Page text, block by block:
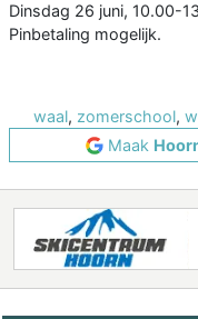
Dinsdag 26 juni, 10.00-
Pinbetaling mogelijk.
waal, zomerschool,
Maak